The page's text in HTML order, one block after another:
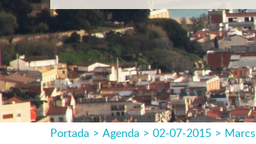
Portada > Agenda > 02-07-2015 > Marcs